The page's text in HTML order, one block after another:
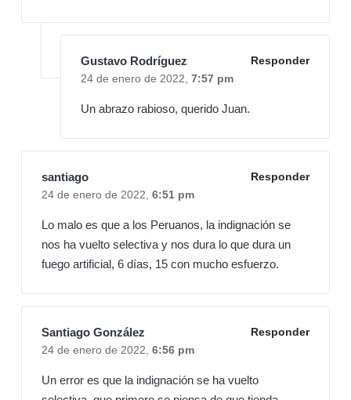
Gustavo Rodríguez
Responder
24 de enero de 2022, 7:57 pm
Un abrazo rabioso, querido Juan.
santiago
Responder
24 de enero de 2022, 6:51 pm
Lo malo es que a los Peruanos, la indignación se
nos ha vuelto selectiva y nos dura lo que dura un
fuego artificial, 6 días, 15 con mucho esfuerzo.
Santiago González
Responder
24 de enero de 2022, 6:56 pm
Un error es que la indignación se ha vuelto